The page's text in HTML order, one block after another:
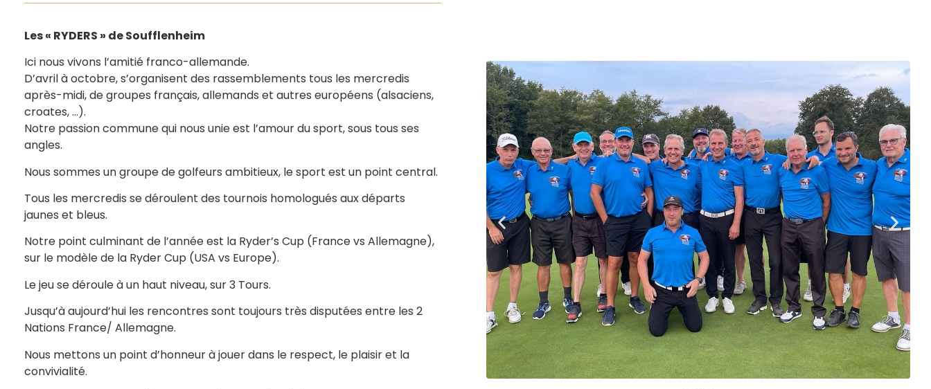
Les « RYDERS » de Soufflenheim
Ici nous vivons l’amitié franco-allemande.
D’avril à octobre, s’organisent des rassemblements tous les mercredis
après-midi, de groupes français, allemands et autres européens (alsaciens,
croates, …).
Notre passion commune qui nous unie est l’amour du sport, sous tous ses
angles.
Nous sommes un groupe de golfeurs ambitieux, le sport est un point central.
Tous les mercredis se déroulent des tournois homologués aux départs
jaunes et bleus.
Notre point culminant de l’année est la Ryder’s Cup (France vs Allemagne),
sur le modèle de la Ryder Cup (USA vs Europe).
Le jeu se déroule à un haut niveau, sur 3 Tours.
Jusqu’à aujourd’hui les rencontres sont toujours très disputées entre les 2
Nations France/ Allemagne.
Nous mettons un point d’honneur à jouer dans le respect, le plaisir et la
convivialité.